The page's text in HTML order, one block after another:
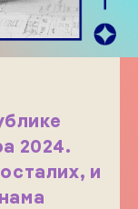
2024.
и